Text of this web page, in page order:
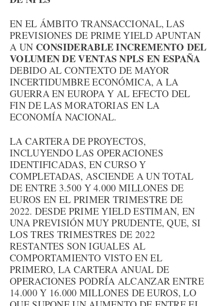
EN EL ÁMBITO TRANSACCIONAL, LAS
PREVISIONES DE PRIME YIELD APUNTAN
A UN CONSIDERABLE INCREMENTO DEL
VOLUMEN DE VENTAS NPLS EN ESPAÑA
DEBIDO AL CONTEXTO DE MAYOR
INCERTIDUMBRE ECONÓMICA, A LA
GUERRA EN EUROPA Y AL EFECTO DEL
FIN DE LAS MORATORIAS EN LA
ECONOMÍA NACIONAL.
LA CARTERA DE PROYECTOS,
INCLUYENDO LAS OPERACIONES
IDENTIFICADAS, EN CURSO Y
COMPLETADAS, ASCIENDE A UN TOTAL
DE ENTRE 3.500 Y 4.000 MILLONES DE
EUROS EN EL PRIMER TRIMESTRE DE
2022. DESDE PRIME YIELD ESTIMAN, EN
UNA PREVISIÓN MUY PRUDENTE, QUE, SI
LOS TRES TRIMESTRES DE 2022
RESTANTES SON IGUALES AL
COMPORTAMIENTO VISTO EN EL
PRIMERO, LA CARTERA ANUAL DE
OPERACIONES PODRÍA ALCANZAR ENTRE
14.000 Y 16.000 MILLONES DE EUROS, LO